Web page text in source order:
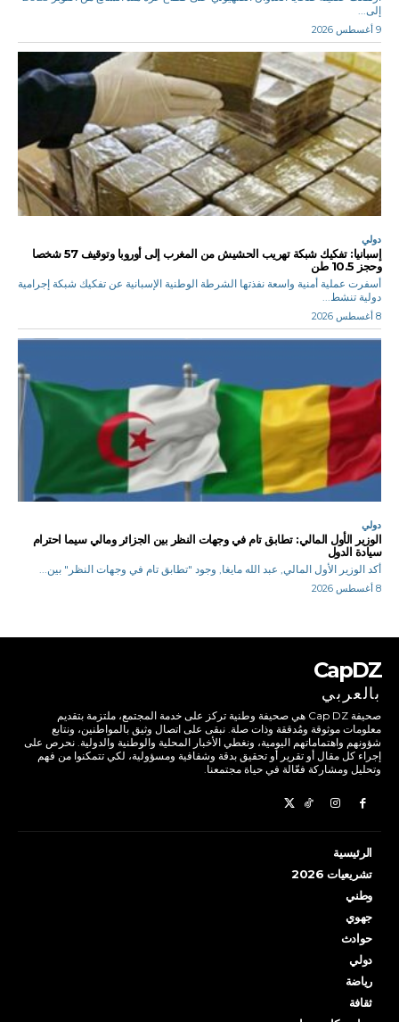
إلى...
9 أغسطس 2026
دولي
إسبانيا: تفكيك شبكة تهريب الحشيش من المغرب إلى أوروبا وتوقيف 57 شخصا
وحجز 10.5 طن
أسفرت عملية أمنية واسعة نفذتها الشرطة الوطنية الإسبانية عن تفكيك شبكة إجرامية
دولية تنشط...
8 أغسطس 2026
دولي
الوزير الأول المالي: تطابق تام في وجهات النظر بين الجزائر ومالي سيما احترام
سيادة الدول
أكد الوزير الأول المالي, عبد الله مايغا, وجود "تطابق تام في وجهات النظر" بين...
8 أغسطس 2026
CapDZ
بالعربي
صحيفة Cap DZ هي صحيفة وطنية تركز على خدمة المجتمع، ملتزمة بتقديم
معلومات موثوقة ومُدققة وذات صلة. نبقى على اتصال وثيق بالمواطنين، ونتابع
شؤونهم واهتماماتهم اليومية، ونغطي الأخبار المحلية والوطنية والدولية. نحرص على
إجراء كل مقال أو تقرير أو تحقيق بدقة وشفافية ومسؤولية، لكي تتمكنوا من فهم
وتحليل ومشاركة فعّالة في حياة مجتمعنا.
الرئيسية
تشريعيات 2026
وطني
جهوي
حوادث
دولي
رياضة
ثقافة